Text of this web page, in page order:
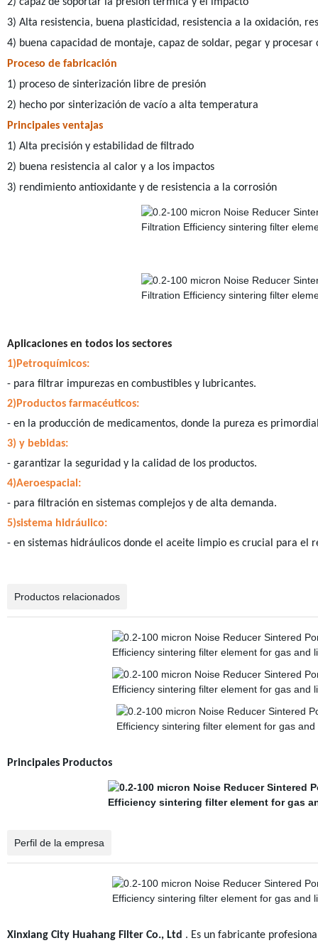
3) Alta resistencia, buena plasticidad, resistencia a la oxidación,
4) buena capacidad de montaje, capaz de soldar, pegar y procesar
Proceso de fabricación
1) proceso de sinterización libre de presión
2) hecho por sinterización de vacío a alta temperatura
Principales ventajas
1) Alta precisión y estabilidad de filtrado
2) buena resistencia al calor y a los impactos
3) rendimiento antioxidante y de resistencia a la corrosión
Aplicaciones en todos los sectores
1)Petroquímicos:
- para filtrar impurezas en combustibles y lubricantes.
2)Productos farmacéuticos:
- en la producción de medicamentos, donde la pureza es
3) y bebidas:
- garantizar la seguridad y la calidad de los productos.
4)Aeroespacial:
- para filtración en sistemas complejos y de alta demanda.
5)sistema hidráulico:
- en sistemas hidráulicos donde el aceite limpio es crucial para el
Productos relacionados
Principales Productos
Perfil de la empresa
Xinxiang City Huahang Filter Co., Ltd . Es un fabricante